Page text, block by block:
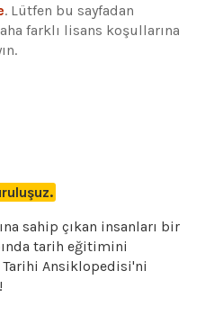
. Lütfen bu sayfadan
farklı lisans koşullarına
sahip çıkan insanları bir
tarih eğitimini
Ansiklopedisi'ni